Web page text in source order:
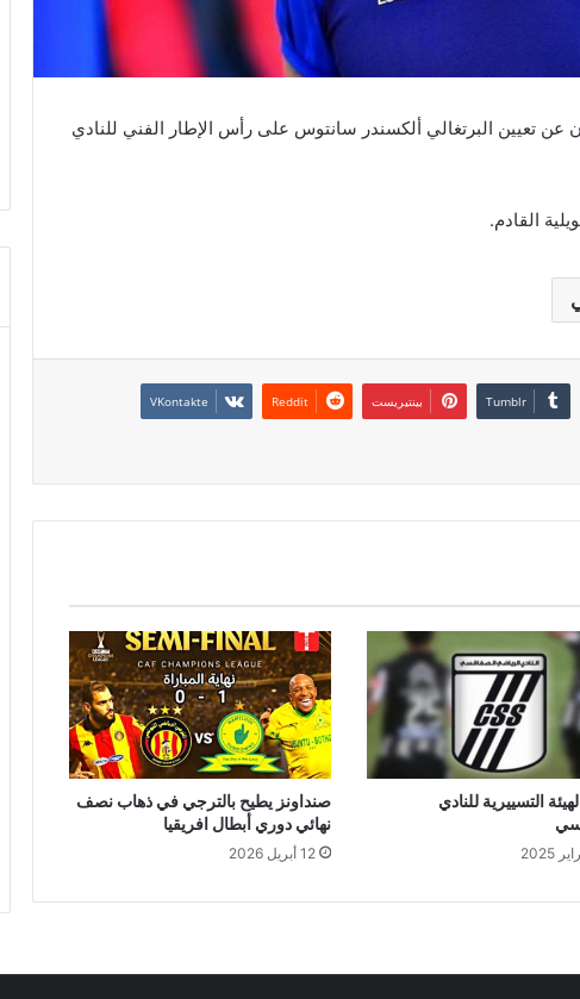
عن تعيين البرتغالي ألكسندر سانتوس على رأس الإطار الفني للنادي
القادم.
بينتيريست
التسييرية للنادي
صنداونز يطيح بالترجي في ذهاب نصف
نهائي دوري أبطال افريقيا
12 أبريل 2026